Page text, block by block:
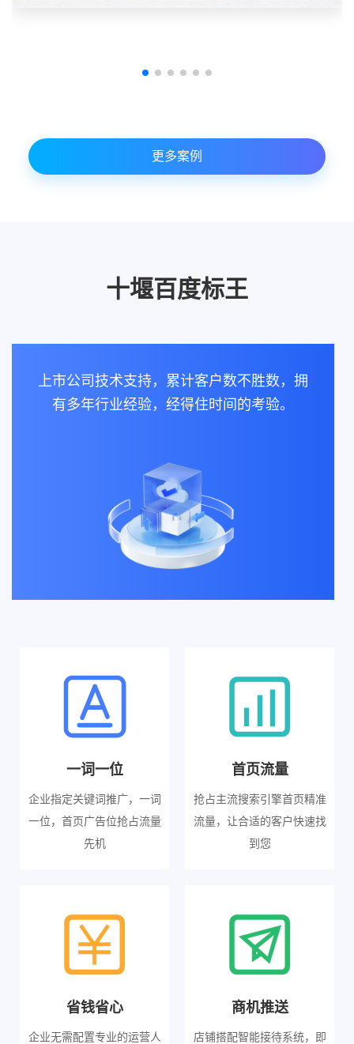
更多案例
十堰百度标王
上市公司技术支持，累计客户数不胜数，拥
有多年行业经验，经得住时间的考验。
一词一位
企业指定关键词推广，一词
一位，首页广告位抢占流量
先机
首页流量
抢占主流搜索引擎首页精准
流量，让合适的客户快速找
到您
省钱省心
企业无需配置专业的运营人
商机推送
店铺搭配智能接待系统，即